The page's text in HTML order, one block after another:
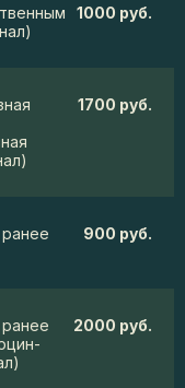
1000 руб.
1700 руб.
900 руб.
2000 руб.